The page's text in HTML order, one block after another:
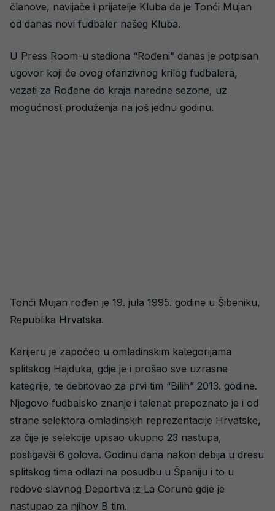
članove, navijače i prijatelje Kluba da je Tonći Mujan
od danas novi fudbaler našeg Kluba.
U Press Room-u stadiona “Rođeni” danas je potpisan
ugovor koji će ovog ofanzivnog krilog fudbalera,
vezati za Rođene do kraja naredne sezone, uz
mogućnost produženja na još jednu godinu.
Tonći Mujan rođen je 19. jula 1995. godine u Šibeniku,
Republika Hrvatska.
Karijeru je započeo u omladinskim kategorijama
splitskog Hajduka, gdje je i prošao sve uzrasne
kategrije, te debitovao za prvi tim “Bilih” 2013. godine.
Njegovo fudbalsko znanje i talenat prepoznato je i od
strane selektora omladinskih reprezentacije Hrvatske,
za čije je selekcije upisao ukupno 23 nastupa,
postigavši 6 golova. Godinu dana nakon debija u dresu
splitskog tima odlazi na posudbu u Španiju i to u
redove slavnog Deportiva iz La Corune gdje je
nastupao za njihov B tim.